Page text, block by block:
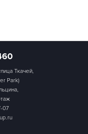
Ткачей,
Park)
07